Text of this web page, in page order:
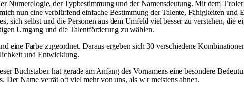
Numerologie, der Typbestimmung und der Namensdeutung. Mit dem
nun eine verblüffend einfache Bestimmung der Talente, Fähigkeiten und
sich selbst und die Personen aus dem Umfeld viel besser zu verstehen, die
Umgang und die Talentförderung zu wählen.
eine Farbe zugeordnet. Daraus ergeben sich 30 verschiedene
und Entwicklung.
Buchstaben hat gerade am Anfang des Vornamens eine besondere
Der Name verrät oft viel mehr von uns, als wir meistens ahnen.